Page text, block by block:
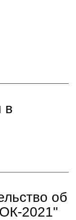
в
об
2021"